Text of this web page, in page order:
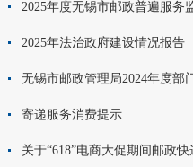
2025年度无锡市邮政普遍服务
2025年法治政府建设情况报告
无锡市邮政管理局2024年度部
寄递服务消费提示
关于“618”电商大促期间邮政